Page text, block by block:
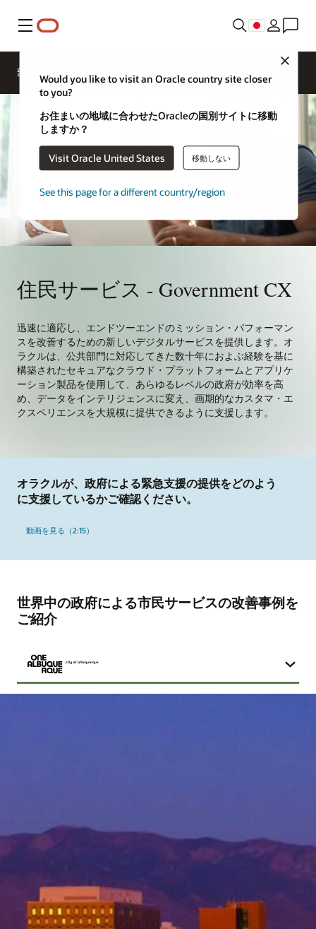
メニュー
Would you like to visit an Oracle country site closer
to you?
お住まいの地域に合わせたOracleの国別サイトに移動
しますか？
Visit Oracle United States 移動しない
See this page for a different country/region
部門
専門
家に
住民サービス - Government CX
迅速に適応し、エンドツーエンドのミッション・パフォーマン
スを改善するための新しいデジタルサービスを提供します。オ
ラクルは、公共部門に対応してきた数十年におよぶ経験を基に
構築されたセキュアなクラウド・プラットフォームとアプリケ
ーション製品を使用して、あらゆるレベルの政府が効率を高
め、データをインテリジェンスに変え、画期的なカスタマ・エ
クスペリエンスを大規模に提供できるように支援します。
オラクルが、政府による緊急支援の提供をどのよう
に支援しているかご確認ください。
動画を見る（2:15）
世界中の政府による市民サービスの改善事例を
ご紹介